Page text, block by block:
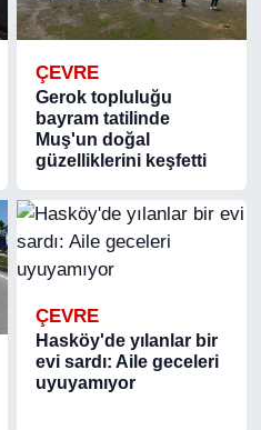
ÇEVRE
Gerok topluluğu
bayram tatilinde
Muş'un doğal
güzelliklerini keşfetti
ÇEVRE
Hasköy'de yılanlar bir
evi sardı: Aile geceleri
uyuyamıyor